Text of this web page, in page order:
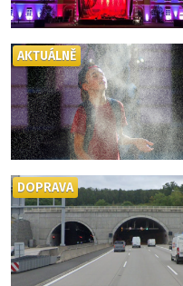
AKTUÁLNĚ
DOPRAVA